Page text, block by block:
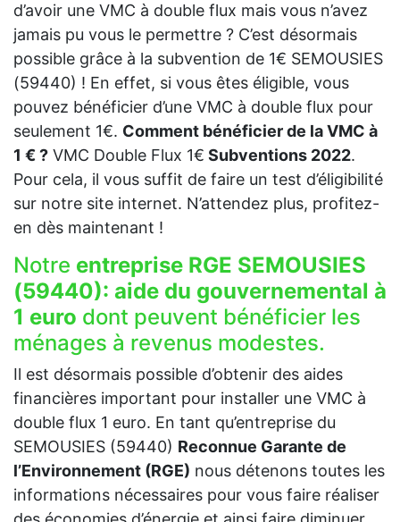
d’avoir une VMC à double flux mais vous n’avez
jamais pu vous le permettre ? C’est désormais
possible grâce à la subvention de 1€ SEMOUSIES
(59440) ! En effet, si vous êtes éligible, vous
pouvez bénéficier d’une VMC à double flux pour
seulement 1€. Comment bénéficier de la VMC à
1 € ? VMC Double Flux 1€ Subventions 2022.
Pour cela, il vous suffit de faire un test d’éligibilité
sur notre site internet. N’attendez plus, profitez-
en dès maintenant !
Notre entreprise RGE SEMOUSIES
(59440): aide du gouvernemental à
1 euro dont peuvent bénéficier les
ménages à revenus modestes.
Il est désormais possible d’obtenir des aides
financières important pour installer une VMC à
double flux 1 euro. En tant qu’entreprise du
SEMOUSIES (59440) Reconnue Garante de
l’Environnement (RGE) nous détenons toutes les
informations nécessaires pour vous faire réaliser